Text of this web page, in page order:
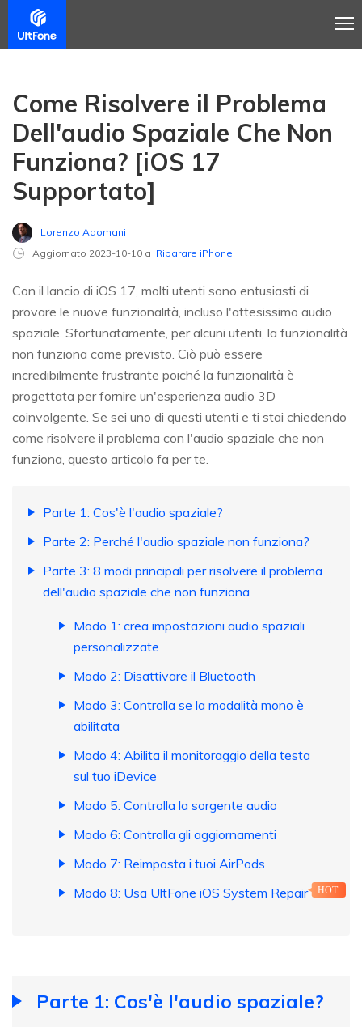
Come Risolvere il Problema
Dell'audio Spaziale Che Non
Funziona? [iOS 17
Supportato]
Lorenzo Adomani
Aggiornato 2023-10-10 a Riparare iPhone
Con il lancio di iOS 17, molti utenti sono entusiasti di
provare le nuove funzionalità, incluso l'attesissimo audio
spaziale. Sfortunatamente, per alcuni utenti, la funzionalità
non funziona come previsto. Ciò può essere
incredibilmente frustrante poiché la funzionalità è
progettata per fornire un'esperienza audio 3D
coinvolgente. Se sei uno di questi utenti e ti stai chiedendo
come risolvere il problema con l'audio spaziale che non
funziona, questo articolo fa per te.
Parte 1: Cos'è l'audio spaziale?
Parte 2: Perché l'audio spaziale non funziona?
Parte 3: 8 modi principali per risolvere il problema
dell'audio spaziale che non funziona
Modo 1: crea impostazioni audio spaziali
personalizzate
Modo 2: Disattivare il Bluetooth
Modo 3: Controlla se la modalità mono è
abilitata
Modo 4: Abilita il monitoraggio della testa
sul tuo iDevice
Modo 5: Controlla la sorgente audio
Modo 6: Controlla gli aggiornamenti
Modo 7: Reimposta i tuoi AirPods
Modo 8: Usa UltFone iOS System Repair
HOT
Parte 1: Cos'è l'audio spaziale?